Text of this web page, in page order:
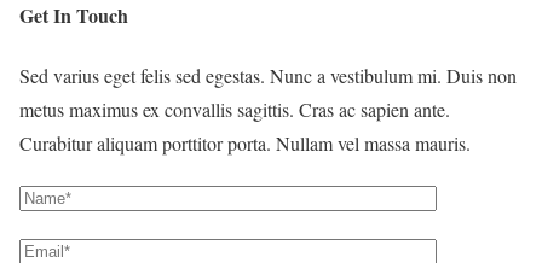
Get In Touch
Sed varius eget felis sed egestas. Nunc a vestibulum mi. Duis non
metus maximus ex convallis sagittis. Cras ac sapien ante.
Curabitur aliquam porttitor porta. Nullam vel massa mauris.